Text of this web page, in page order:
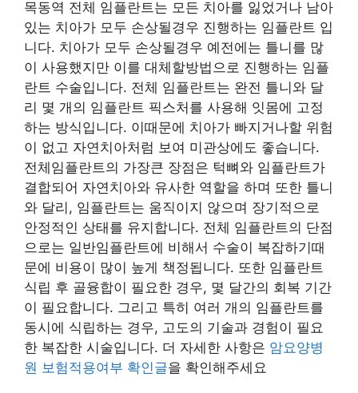
목동역 전체 임플란트는 모든 치아를 잃었거나 남아
있는 치아가 모두 손상될경우 진행하는 임플란트 입
니다. 치아가 모두 손상될경우 예전에는 틀니를 많
이 사용했지만 이를 대체할방법으로 진행하는 임플
란트 수술입니다. 전체 임플란트는 완전 틀니와 달
리 몇 개의 임플란트 픽스처를 사용해 잇몸에 고정
하는 방식입니다. 이때문에 치아가 빠지거나할 위험
이 없고 자연치아처럼 보여 미관상에도 좋습니다.
전체임플란트의 가장큰 장점은 턱뼈와 임플란트가
결합되어 자연치아와 유사한 역할을 하며 또한 틀니
와 달리, 임플란트는 움직이지 않으며 장기적으로
안정적인 상태를 유지합니다. 전체 임플란트의 단점
으로는 일반임플란트에 비해서 수술이 복잡하기때
문에 비용이 많이 높게 책정됩니다. 또한 임플란트
식립 후 골융합이 필요한 경우, 몇 달간의 회복 기간
이 필요합니다. 그리고 특히 여러 개의 임플란트를
동시에 식립하는 경우, 고도의 기술과 경험이 필요
한 복잡한 시술입니다. 더 자세한 사항은 암요양병
원 보험적용여부 확인글을 확인해주세요